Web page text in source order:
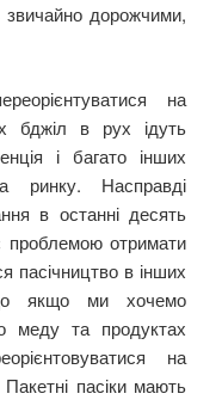
звичайно дорожчими,
на
бджіл в рух ідуть
і багато інших
ринку. Насправді
в останні десять
проблемою отримати
пасічництво в інших
якщо ми хочемо
меду та продуктах
на
пасіки мають